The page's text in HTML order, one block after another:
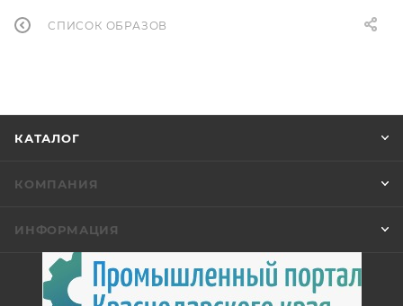
СПИСОК ОБРАЗОВ
КАТАЛОГ
КОМПАНИЯ
ИНФОРМАЦИЯ